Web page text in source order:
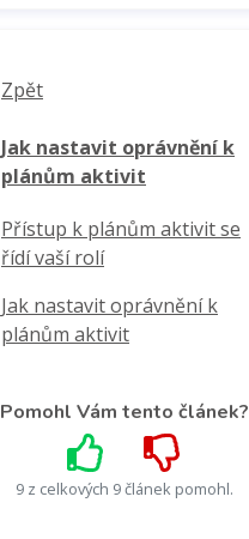
Zpět
Jak nastavit oprávnění k
plánům aktivit
Přístup k plánům aktivit se
řídí vaší rolí
Jak nastavit oprávnění k
plánům aktivit
Pomohl Vám tento článek?
9 z celkových 9 článek pomohl.